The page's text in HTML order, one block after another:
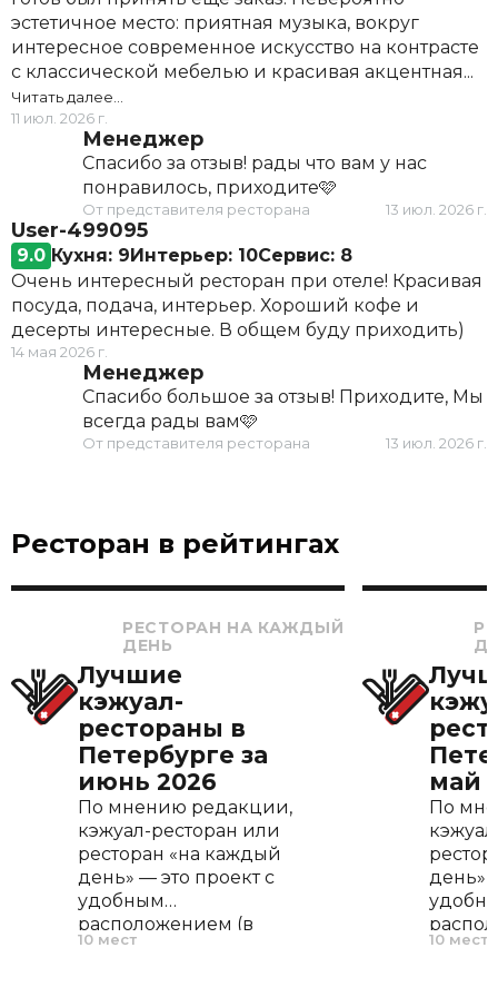
эстетичное место: приятная музыка, вокруг
интересное современное искусство на контрасте
с классической мебелью и красивая акцентная...
Читать далее…
11 июл. 2026 г.
Менеджер
Спасибо за отзыв! рады что вам у нас
понравилось, приходите🩷
От представителя ресторана 13 июл. 2026 г.
User-499095
9.0 Кухня: 9Интерьер: 10Сервис: 8
Очень интересный ресторан при отеле! Красивая
посуда, подача, интерьер. Хороший кофе и
десерты интересные. В общем буду приходить)
14 мая 2026 г.
Менеджер
Спасибо большое за отзыв! Приходите, Мы
всегда рады вам🩷
От представителя ресторана 13 июл. 2026 г.
Ресторан в рейтингах
РЕСТОРАН НА КАЖДЫЙ
ДЕНЬ
Лучшие
кэжуал-
рестораны в
Петербурге за
июнь 2026
По мнению редакции,
кэжуал-ресторан или
ресторан «на каждый
день» — это проект с
удобным
расположением (в
пешей доступности от
10 мест
май
По
день»
пешей
10 мест